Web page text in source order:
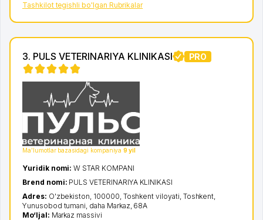
Tashkilot tegishli bo'lgan Rubrikalar
3. PULS VETERINARIYA KLINIKASI PRO
Ma'lumotlar bazasidagi kompaniya9 yil
Yuridik nomi:W STAR KOMPANI
Brend nomi: PULS VETERINARIYA KLINIKASI
Adres: O'zbekiston, 100000, Toshkent viloyati Toshkent
Yunusobod tumani daha Markaz , 68А
Mo‘ljal: Markaz massivi